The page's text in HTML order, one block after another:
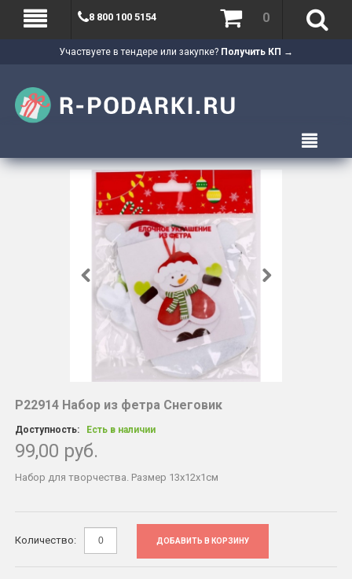
Участвуете в тендере или закупке? Получить КП →
8 800 100 5154 0
Р22914 Набор из фетра Снеговик
Доступность: Есть в наличии
99,00 руб.
Набор для творчества. Размер 13х12х1см
Количество: ДОБАВИТЬ В КОРЗИНУ